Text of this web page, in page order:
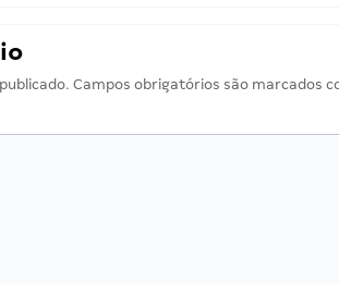
Campos obrigatórios são marcados